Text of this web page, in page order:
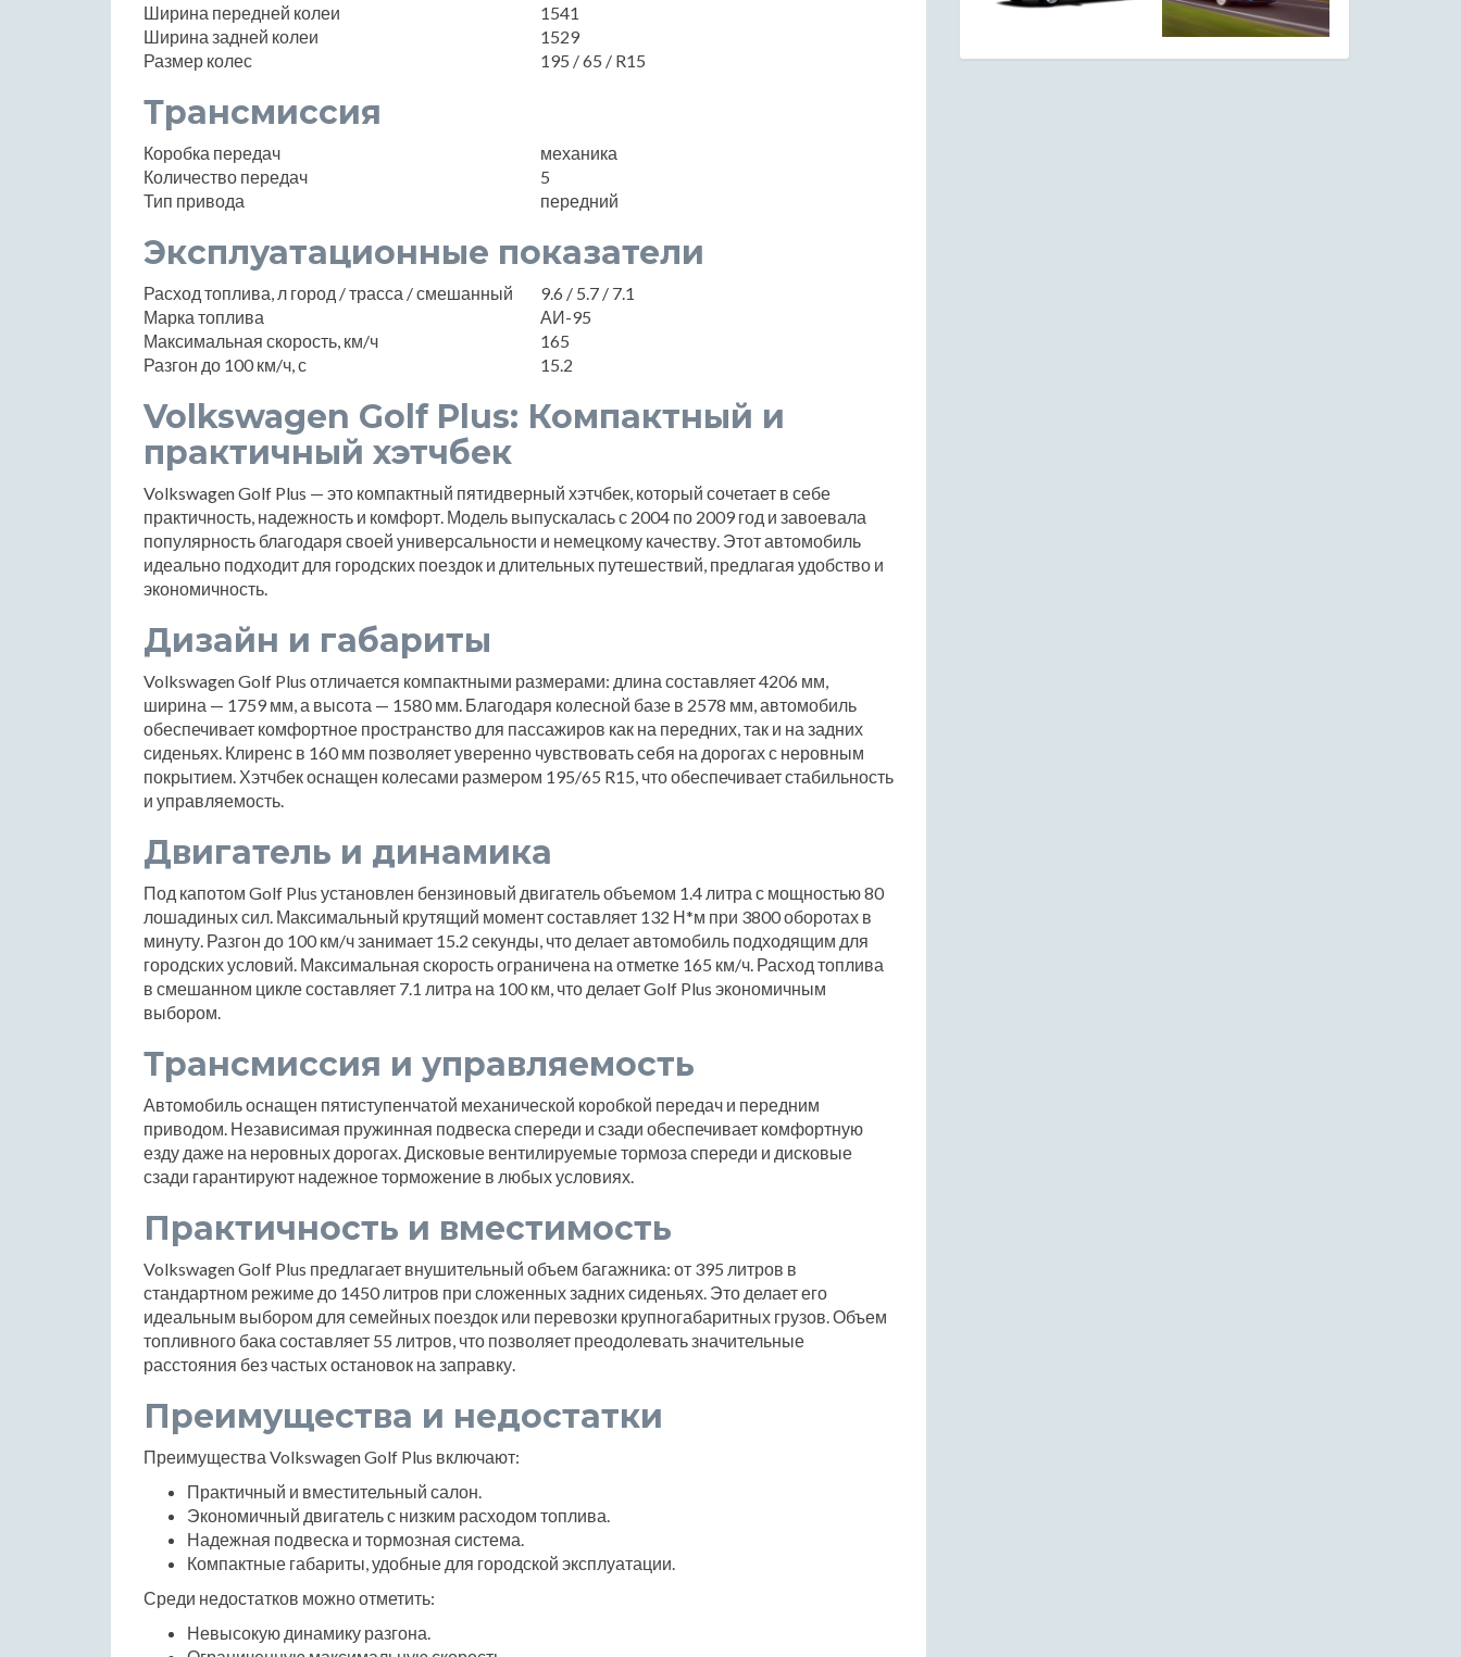
Ширина передней колеи
1541
Ширина задней колеи
1529
Размер колес
195 / 65 / R15
Трансмиссия
Коробка передач
механика
Количество передач
5
Тип привода
передний
Эксплуатационные показатели
Расход топлива, л город / трасса / смешанный
9.6 / 5.7 / 7.1
Марка топлива
АИ-95
Максимальная скорость, км/ч
165
Разгон до 100 км/ч, с
15.2
Volkswagen Golf Plus: Компактный и
практичный хэтчбек
Volkswagen Golf Plus — это компактный пятидверный хэтчбек, который сочетает в себе
практичность, надежность и комфорт. Модель выпускалась с 2004 по 2009 год и завоевала
популярность благодаря своей универсальности и немецкому качеству. Этот автомобиль
идеально подходит для городских поездок и длительных путешествий, предлагая удобство и
экономичность.
Дизайн и габариты
Volkswagen Golf Plus отличается компактными размерами: длина составляет 4206 мм,
ширина — 1759 мм, а высота — 1580 мм. Благодаря колесной базе в 2578 мм, автомобиль
обеспечивает комфортное пространство для пассажиров как на передних, так и на задних
сиденьях. Клиренс в 160 мм позволяет уверенно чувствовать себя на дорогах с неровным
покрытием. Хэтчбек оснащен колесами размером 195/65 R15, что обеспечивает стабильность
и управляемость.
Двигатель и динамика
Под капотом Golf Plus установлен бензиновый двигатель объемом 1.4 литра с мощностью 80
лошадиных сил. Максимальный крутящий момент составляет 132 Н*м при 3800 оборотах в
минуту. Разгон до 100 км/ч занимает 15.2 секунды, что делает автомобиль подходящим для
городских условий. Максимальная скорость ограничена на отметке 165 км/ч. Расход топлива
в смешанном цикле составляет 7.1 литра на 100 км, что делает Golf Plus экономичным
выбором.
Трансмиссия и управляемость
Автомобиль оснащен пятиступенчатой механической коробкой передач и передним
приводом. Независимая пружинная подвеска спереди и сзади обеспечивает комфортную
езду даже на неровных дорогах. Дисковые вентилируемые тормоза спереди и дисковые
сзади гарантируют надежное торможение в любых условиях.
Практичность и вместимость
Volkswagen Golf Plus предлагает внушительный объем багажника: от 395 литров в
стандартном режиме до 1450 литров при сложенных задних сиденьях. Это делает его
идеальным выбором для семейных поездок или перевозки крупногабаритных грузов. Объем
топливного бака составляет 55 литров, что позволяет преодолевать значительные
расстояния без частых остановок на заправку.
Преимущества и недостатки
Преимущества Volkswagen Golf Plus включают:
Практичный и вместительный салон.
Экономичный двигатель с низким расходом топлива.
Надежная подвеска и тормозная система.
Компактные габариты, удобные для городской эксплуатации.
Среди недостатков можно отметить:
Невысокую динамику разгона.